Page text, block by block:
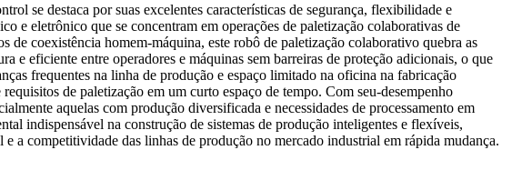
se destaca por suas excelentes características de segurança, flexibilidade e
e eletrônico que se concentram em operações de paletização colaborativas de
coexistência homem-máquina, este robô de paletização colaborativo quebra as
e eficiente entre operadores e máquinas sem barreiras de proteção adicionais, o que
frequentes na linha de produção e espaço limitado na oficina na fabricação
de paletização em um curto espaço de tempo. Com seu-desempenho
aquelas com produção diversificada e necessidades de processamento em
indispensável na construção de sistemas de produção inteligentes e flexíveis,
a competitividade das linhas de produção no mercado industrial em rápida mudança.